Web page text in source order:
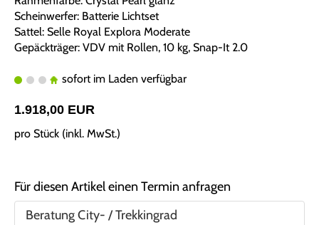
Scheinwerfer: Batterie Lichtset
Sattel: Selle Royal Explora Moderate
Gepäckträger: VDV mit Rollen, 10 kg, Snap-It 2.0
sofort im Laden verfügbar
1.918,00 EUR
pro Stück (inkl. MwSt.)
Für diesen Artikel einen Termin anfragen
Beratung City- / Trekkingrad